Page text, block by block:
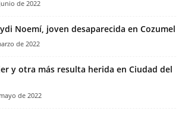
de 2022
Noemí, joven desaparecida en Cozumel
de 2022
y otra más resulta herida en Ciudad del
de 2022